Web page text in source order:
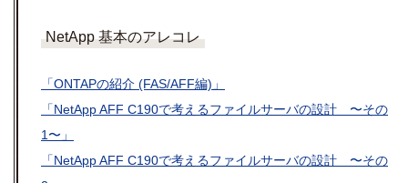
NetApp 基本のアレコレ
「ONTAPの紹介 (FAS/AFF編)」
「NetApp AFF C190で考えるファイルサーバの設計 〜その
1〜」
「NetApp AFF C190で考えるファイルサーバの設計 〜その